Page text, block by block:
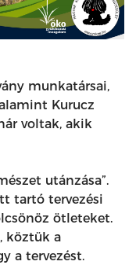
munkatársai,
Kurucz
voltak, akik
utánzása”.
tartó tervezési
ötleteket.
köztük a
a tervezést.